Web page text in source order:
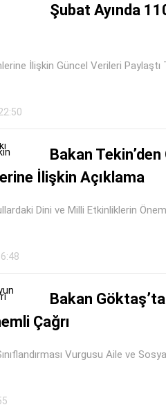
Şubat Ayında
İlişkin Güncel Verileri Paylaştı
Bakan
İlişkin Açıklama
Dini ve Milli Etkinliklerin
Bakan
Çağrı
Vurgusu Aile ve